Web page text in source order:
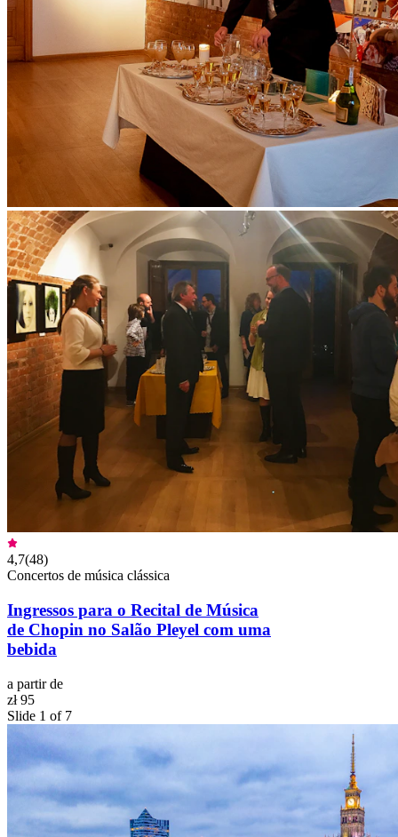
4,7(48)
Concertos de música clássica
Ingressos para o Recital de Música
de Chopin no Salão Pleyel com uma
bebida
a partir de
zł 95
Slide 1 of 7